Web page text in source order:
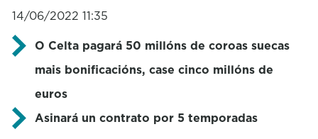
14/06/2022 11:35
O Celta pagará 50 millóns de coroas suecas
mais bonificacións, case cinco millóns de
euros
Asinará un contrato por 5 temporadas